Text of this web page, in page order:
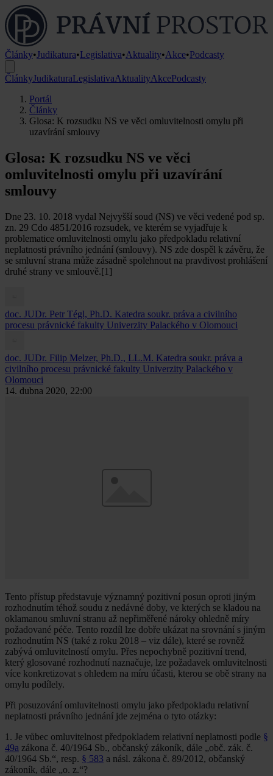
Články•Judikatura•Legislativa•Aktuality•Akce•Podcasty
ČlánkyJudikaturaLegislativaAktualityAkcePodcasty
Portál
Články
Glosa: K rozsudku NS ve věci omluvitelnosti omylu při
uzavírání smlouvy
Glosa: K rozsudku NS ve věci
omluvitelnosti omylu při uzavírání
smlouvy
Dne 23. 10. 2018 vydal Nejvyšší soud (NS) ve věci vedené pod sp.
zn. 29 Cdo 4851/2016 rozsudek, ve kterém se vyjadřuje k
problematice omluvitelnosti omylu jako předpokladu relativní
neplatnosti právního jednání (smlouvy). NS zde dospěl k závěru, že
se smluvní strana může zásadně spolehnout na pravdivost prohlášení
druhé strany ve smlouvě.[1]
doc. JUDr. Petr Tégl, Ph.D. Katedra soukr. práva a civilního
procesu právnické fakulty Univerzity Palackého v Olomouci
doc. JUDr. Filip Melzer, Ph.D., LL.M. Katedra soukr. práva a
civilního procesu právnické fakulty Univerzity Palackého v
Olomouci
14. dubna 2020, 22:00
Tento přístup představuje významný pozitivní posun oproti jiným
rozhodnutím téhož soudu z nedávné doby, ve kterých se kladou na
oklamanou smluvní stranu až nepřiměřené nároky ohledně míry
požadované péče. Tento rozdíl lze dobře ukázat na srovnání s jiným
rozhodnutím NS (také z roku 2018 – viz dále), které se rovněž
zabývá omluvitelností omylu. Přes nepochybně pozitivní trend,
který glosované rozhodnutí naznačuje, lze požadavek omluvitelnosti
více konkretizovat s ohledem na míru účasti, kterou se obě strany na
omylu podílely.
Při posuzování omluvitelnosti omylu jako předpokladu relativní
neplatnosti právního jednání jde zejména o tyto otázky:
1. Je vůbec omluvitelnost předpokladem relativní neplatnosti podle §
49a zákona č. 40/1964 Sb., občanský zákoník, dále „obč. zák. č.
40/1964 Sb.“, resp. § 583 a násl. zákona č. 89/2012, občanský
zákoník, dále „o. z.“?